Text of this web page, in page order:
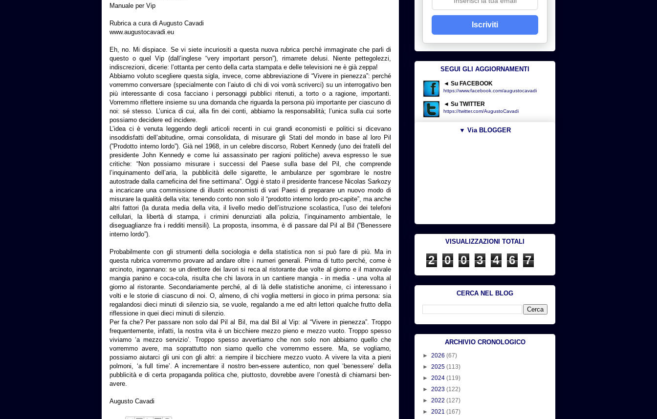
Manuale per Vip
Rubrica a cura di Augusto Cavadi
www.augustocavadi.eu
Eh, no. Mi dispiace. Se vi siete incuriositi a questa nuova rubrica perché immaginate che parli di
questo o quel Vip (dall’inglese “very important person”), rimarrete delusi. Niente pettegolezzi,
indiscrezioni, dicerie: l’ottanta per cento della carta stampata e delle televisioni ne è già zeppa!
Abbiamo voluto scegliere questa sigla, invece, come abbreviazione di “Vivere in pienezza”: perché
vorremmo conversare (specialmente con l’aiuto di chi di voi vorrà scriverci) su un interrogativo ben
più interessante di cosa facciano i personaggi pubblici ritenuti, a torto o a ragione, importanti.
Vorremmo riflettere insieme su una domanda che riguarda la persona più importante per ciascuno di
noi: sé stesso. L’unica di cui, alla fin dei conti, abbiamo la responsabilità; l’unica sulla cui sorte
possiamo decidere ed incidere.
L’idea ci è venuta leggendo degli articoli recenti in cui grandi economisti e politici si dicevano
insoddisfatti dell’abitudine, ormai consolidata, di misurare gli Stati del mondo in base al loro Pil
(”Prodotto interno lordo”). Già nel 1968, in un celebre discorso, Robert Kennedy (uno dei fratelli del
presidente John Kennedy e come lui assassinato per ragioni politiche) aveva espresso le sue
critiche: “Non possiamo misurare i successi del Paese sulla base del Pil, che comprende
l’inquinamento dell’aria, la pubblicità delle sigarette, le ambulanze per sgombrare le nostre
autostrade dalla carneficina del fine settimana”. Oggi è stato il presidente francese Nicolas Sarkozy
a incaricare una commissione di illustri economisti di vari Paesi di preparare un nuovo modo di
misurare la qualità della vita: tenendo conto non solo il “prodotto interno lordo pro-capite”, ma anche
altri fattori (la durata media della vita, il livello medio dell’istruzione scolastica, l’uso dei telefoni
cellulari, la libertà di stampa, i crimini denunziati alla polizia, l’inquinamento ambientale, le
diseguaglianze fra i redditi mensili). La proposta, insomma, è di passare dal Pil al Bil (”Benessere
interno lordo”).
Probabilmente con gli strumenti della sociologia e della statistica non si può fare di più. Ma in
questa rubrica vorremmo provare ad andare oltre i numeri generali. Prima di tutto perché, come è
arcinoto, ingannano: se un direttore dei lavori si reca al ristorante due volte al giorno e il manovale
mangia panino e coca-cola, risulta che chi lavora in un cantiere mangia - in media - una volta al
giorno al ristorante. Secondariamente perché, al di là delle statistiche anonime, ci interessano i
volti e le storie di ciascuno di noi. O, almeno, di chi voglia mettersi in gioco in prima persona: sia
regalandosi dieci minuti di silenzio sia, se vuole, regalando a me ed altri lettori qualche frutto della
riflessione in quei dieci minuti di silenzio.
Per fa che? Per passare non solo dal Pil al Bil, ma dal Bil al Vip: al “Vivere in pienezza”. Troppo
frequentemente, infatti, la nostra vita è un bicchiere mezzo pieno e mezzo vuoto. Troppo spesso
viviamo ‘a mezzo servizio’. Troppo spesso avvertiamo che non solo non abbiamo quello che
vorremmo avere, ma soprattutto non siamo quello che vorremmo essere. Ma, se vogliamo,
possiamo aiutarci gli uni con gli altri: a riempire il bicchiere mezzo vuoto. A vivere la vita a pieni
polmoni, ‘a full time’. A incrementare il nostro ben-essere autentico, non quel ‘benessere’ della
pubblicità e di certa propaganda politica che, piuttosto, dovrebbe avere l’onestà di chiamarsi ben-
avere.
Augusto Cavadi
Iscriviti
SEGUI GLI AGGIORNAMENTI
◄ Su FACEBOOK
https://www.facebook.com/augustocavadi
◄ Su TWITTER
https://twitter.com/AugustoCavadi
▼ Via BLOGGER
VISUALIZZAZIONI TOTALI
2 0 0 3 4 6 7
CERCA NEL BLOG
ARCHIVIO CRONOLOGICO
► 2026 (67)
► 2025 (113)
► 2024 (119)
► 2023 (122)
► 2022 (127)
► 2021 (167)